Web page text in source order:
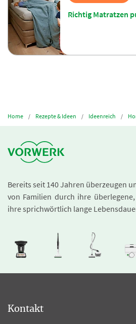
Richtig Matratzen
Home Rezepte & Ideen Ideenreich
Bereits seit 140 Jahren überzeugen
von Familien durch ihre
ihre sprichwörtlich lange
Kontakt